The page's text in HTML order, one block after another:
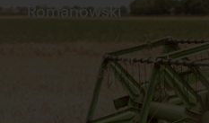
Romanowski
Sklep internetowy